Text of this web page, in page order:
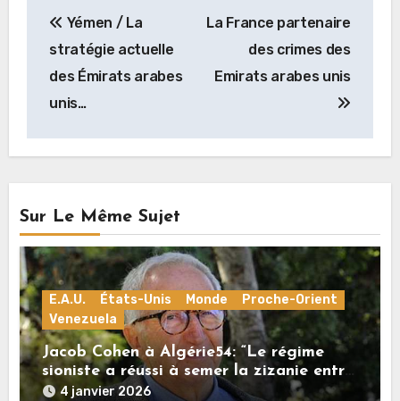
de
l’article
Yémen / La
stratégie actuelle
des Émirats arabes
unis…
La France partenaire
des crimes des
Emirats arabes unis
Sur Le Même Sujet
E.A.U. États-Unis Monde
Proche-Orient
Venezuela
Jacob Cohen à Algérie54: “Le régime
sioniste a réussi à semer la zizanie entre
les Monarchies du Golfe”
4 janvier 2026